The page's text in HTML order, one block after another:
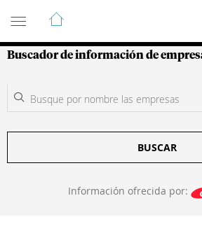
Guía de Empresas
Buscador de información de
BUSCAR
Información ofrecida por: